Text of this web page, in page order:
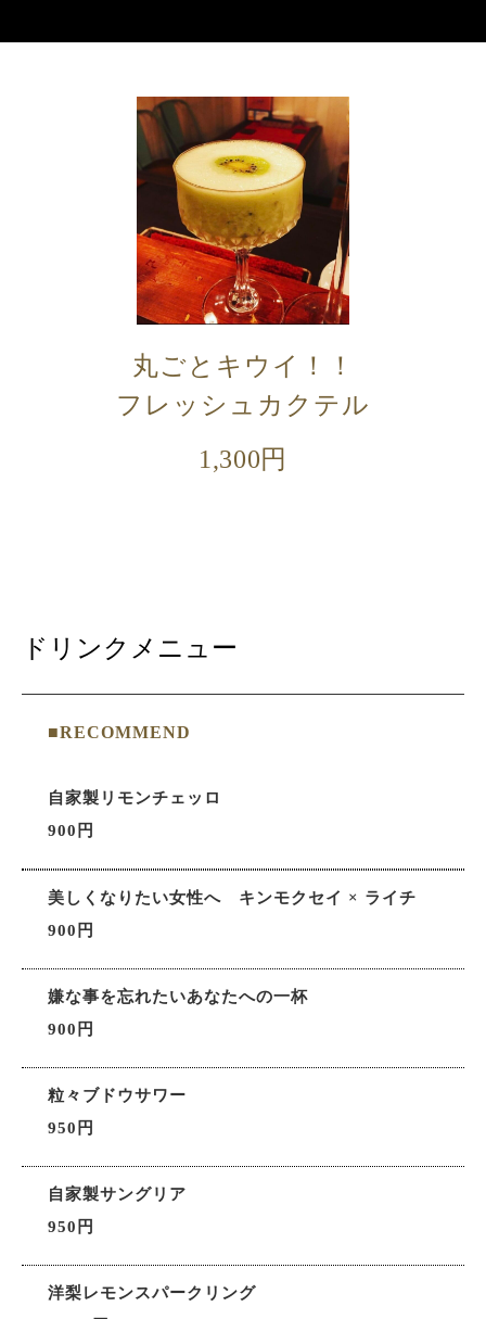
丸ごとキウイ！！
フレッシュカクテル
1,300円
ドリンクメニュー
■RECOMMEND
自家製リモンチェッロ
900円
美しくなりたい女性へ キンモクセイ × ライチ
900円
嫌な事を忘れたいあなたへの一杯
900円
粒々ブドウサワー
950円
自家製サングリア
950円
洋梨レモンスパークリング